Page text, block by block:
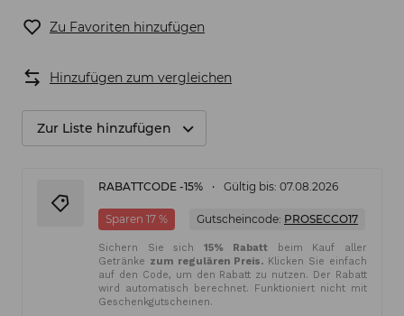
Zu Favoriten hinzufügen
Hinzufügen zum vergleichen
Zur Liste hinzufügen
RABATTCODE -15% Gültig bis: 07.08.2026
Sparen 17 % Gutscheincode: PROSECCO17
Sichern Sie sich15% Rabattbeim Kauf aller
Getränke zum regulären Preis. Klicken Sie einfach
auf den Code, um den Rabatt zu nutzen. Der Rabatt
wird automatisch berechnet. Funktioniert nicht mit
Geschenkgutscheinen.